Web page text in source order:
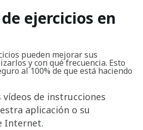
ejercicios en
pueden mejorar sus
y con qué frecuencia. Esto
al 100% de que está haciendo
vídeos de instrucciones
aplicación o su
Internet.